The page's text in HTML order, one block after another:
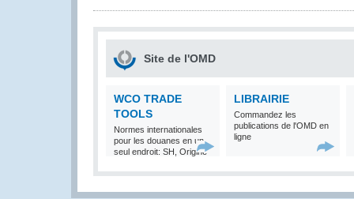
Site de l'OMD
WCO TRADE
TOOLS
Normes internationales
pour les douanes en un
seul endroit: SH, Origine
LIBRAIRIE
Commandez les
publications de l'OMD en
ligne